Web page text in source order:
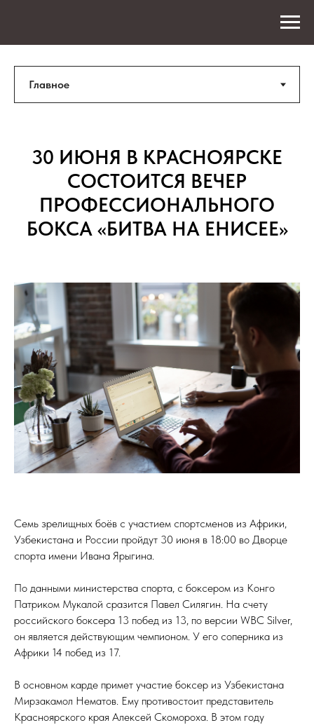
30 ИЮНЯ В КРАСНОЯРСКЕ
СОСТОИТСЯ ВЕЧЕР
ПРОФЕССИОНАЛЬНОГО
БОКСА «БИТВА НА ЕНИСЕЕ»
Семь зрелищных боёв с участием спортсменов из Африки,
Узбекистана и России пройдут 30 июня в 18:00 во Дворце
спорта имени Ивана Ярыгина.
По данными министерства спорта, с боксером из Конго
Патриком Мукалой сразится Павел Силягин. На счету
российского боксера 13 побед из 13, по версии WBC Silver,
он является действующим чемпионом. У его соперника из
Африки 14 побед из 17.
В основном карде примет участие боксер из Узбекистана
Мирзакамол Нематов. Ему противостоит представитель
Красноярского края Алексей Скомороха. В этом году